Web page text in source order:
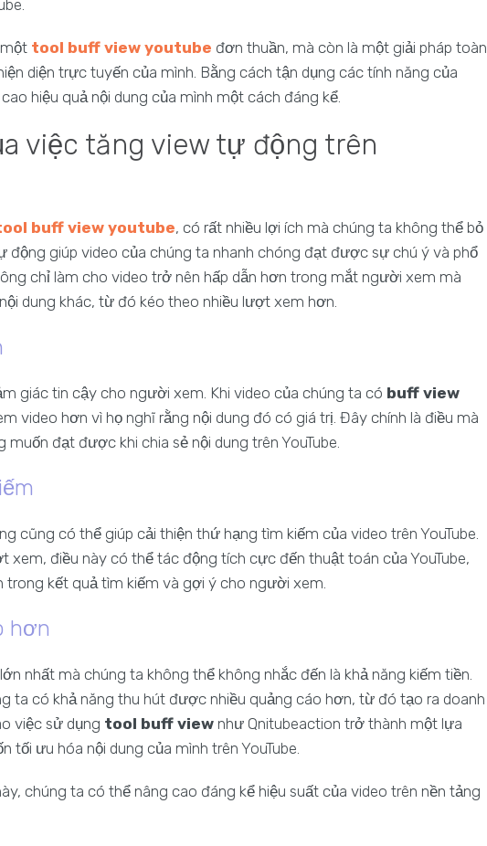
tool buff view youtube đơn thuần, mà còn là một giải pháp toàn
diện trực tuyến của mình. Bằng cách tận dụng các tính năng của
hiệu quả nội dung của mình một cách đáng kể.
việc tăng view tự động trên
buff view youtube, có rất nhiều lợi ích mà chúng ta không thể bỏ
giúp video của chúng ta nhanh chóng đạt được sự chú ý và phổ
chỉ làm cho video trở nên hấp dẫn hơn trong mắt người xem mà
dung khác, từ đó kéo theo nhiều lượt xem hơn.
giác tin cậy cho người xem. Khi video của chúng ta có buff view
video hơn vì họ nghĩ rằng nội dung đó có giá trị. Đây chính là điều mà
đạt được khi chia sẻ nội dung trên YouTube.
cũng có thể giúp cải thiện thứ hạng tìm kiếm của video trên YouTube.
xem, điều này có thể tác động tích cực đến thuật toán của YouTube,
trong kết quả tìm kiếm và gợi ý cho người xem.
hơn
nhất mà chúng ta không thể không nhắc đến là khả năng kiếm tiền.
ta có khả năng thu hút được nhiều quảng cáo hơn, từ đó tạo ra doanh
việc sử dụng tool buff view như Qnitubeaction trở thành một lựa
tối ưu hóa nội dung của mình trên YouTube.
chúng ta có thể nâng cao đáng kể hiệu suất của video trên nền tảng